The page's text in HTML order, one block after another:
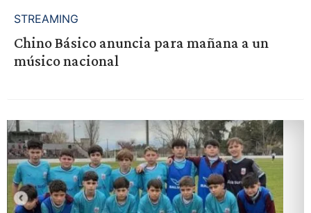
STREAMING
Chino Básico anuncia para mañana a un
músico nacional